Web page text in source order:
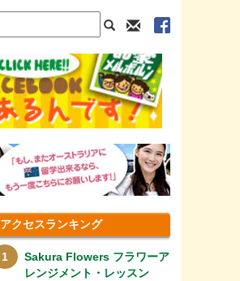
アクセスランキング
Sakura Flowers フラワーア
レンジメント・レッスン